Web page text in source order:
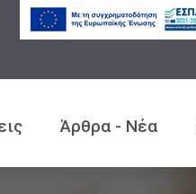
Άρθρα - Νέα